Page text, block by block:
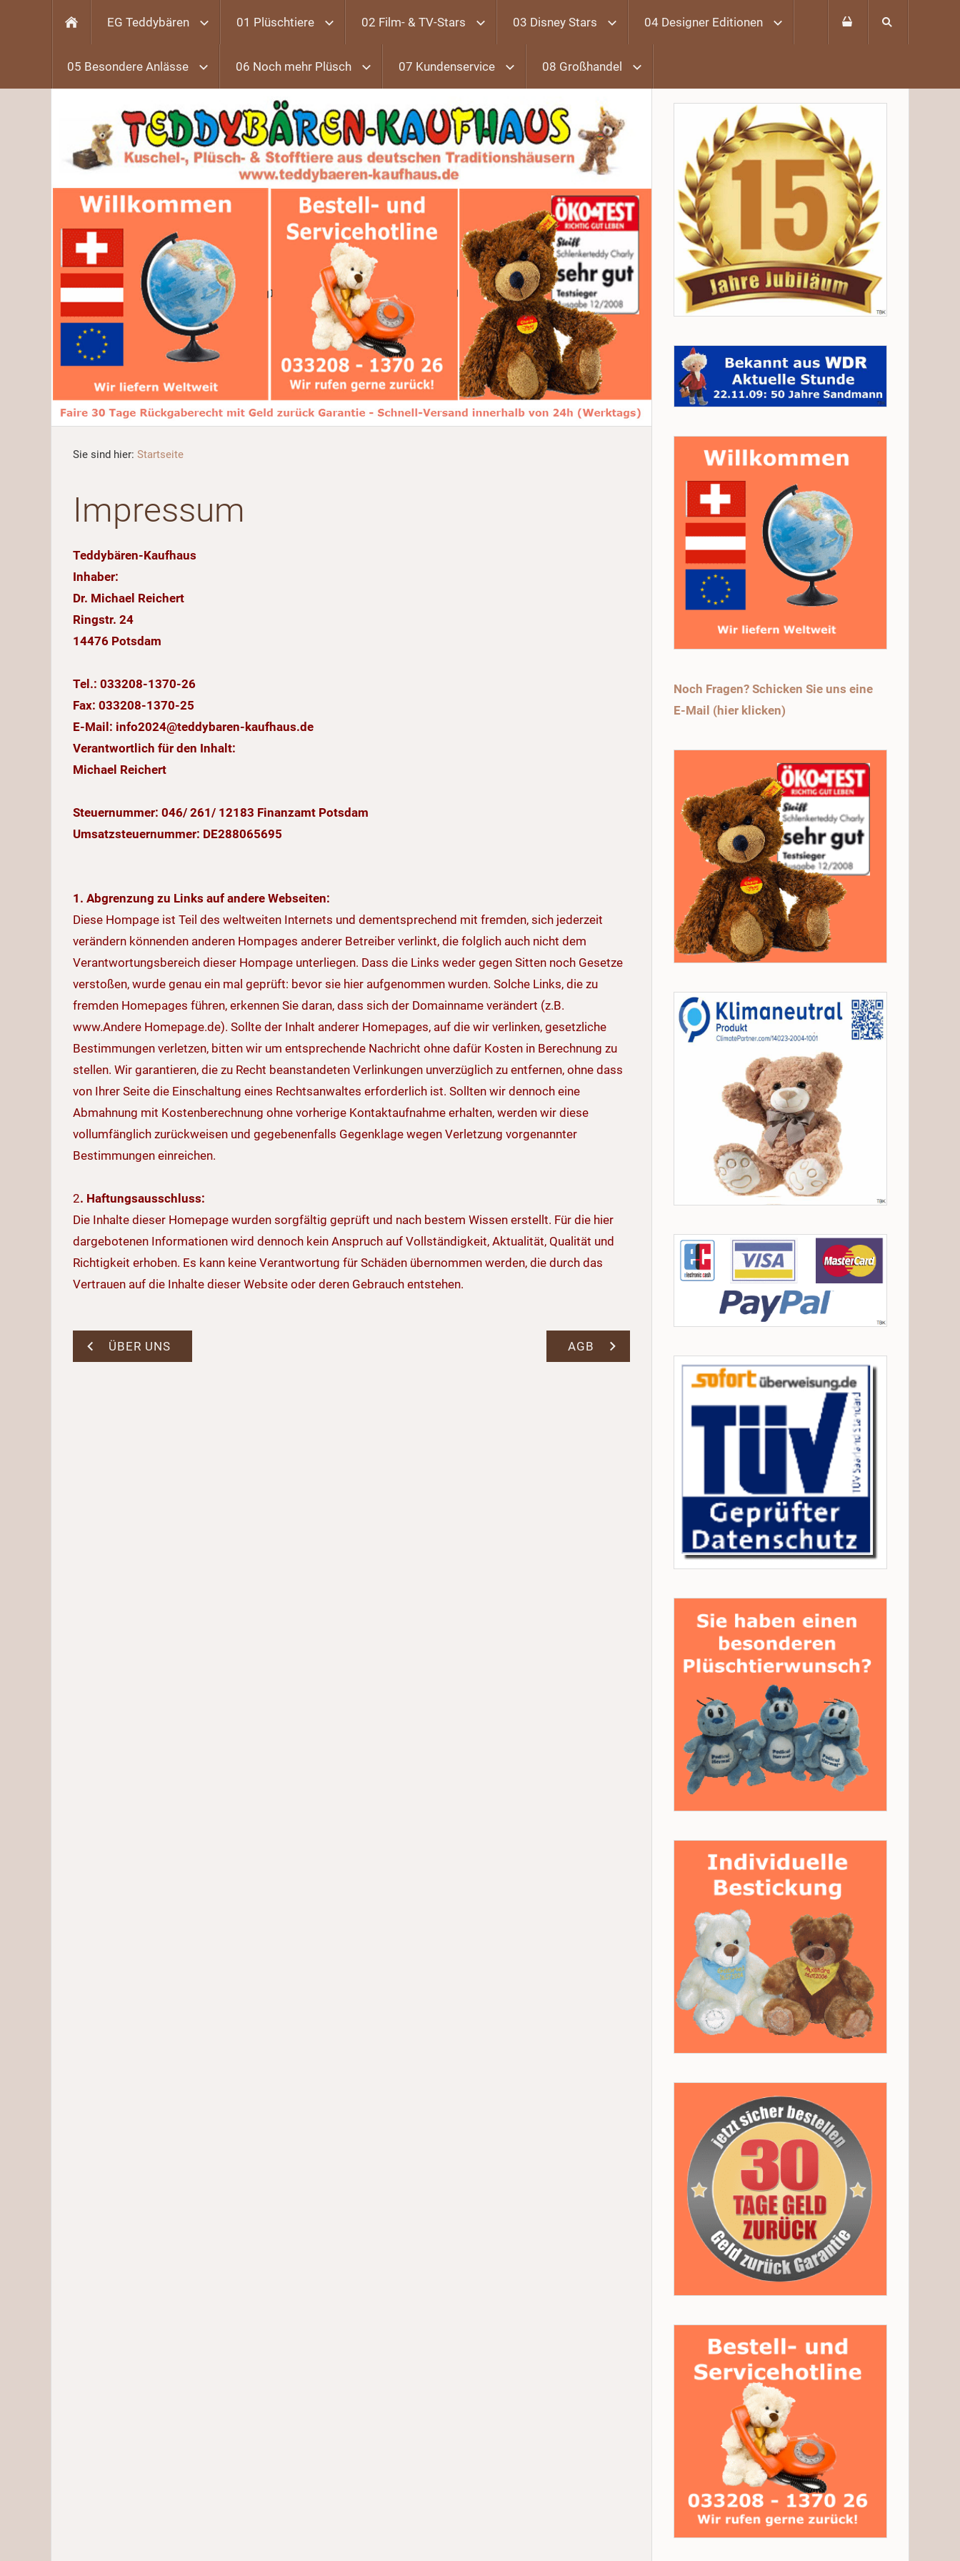
EG Teddybären 01 Plüschtiere 02 Film- & TV-Stars 03 Disney Stars 04 Designer Editionen
05 Besondere Anlässe 06 Noch mehr Plüsch 07 Kundenservice 08 Großhandel
Sie sind hier: Startseite
Impressum
Teddybären-Kaufhaus
Inhaber:
Dr. Michael Reichert
Ringstr. 24
14476 Potsdam
Tel.: 033208-1370-26
Fax: 033208-1370-25
E-Mail: info2024@teddybaren-kaufhaus.de
Verantwortlich für den Inhalt:
Michael Reichert
Steuernummer: 046/ 261/ 12183 Finanzamt Potsdam
Umsatzsteuernummer: DE288065695
1. Abgrenzung zu Links auf andere Webseiten:
Diese Hompage ist Teil des weltweiten Internets und dementsprechend mit fremden, sich jederzeit
verändern könnenden anderen Hompages anderer Betreiber verlinkt, die folglich auch nicht dem
Verantwortungsbereich dieser Hompage unterliegen. Dass die Links weder gegen Sitten noch Gesetze
verstoßen, wurde genau ein mal geprüft: bevor sie hier aufgenommen wurden. Solche Links, die zu
fremden Homepages führen, erkennen Sie daran, dass sich der Domainname verändert (z.B.
www.Andere Homepage.de). Sollte der Inhalt anderer Homepages, auf die wir verlinken, gesetzliche
Bestimmungen verletzen, bitten wir um entsprechende Nachricht ohne dafür Kosten in Berechnung zu
stellen. Wir garantieren, die zu Recht beanstandeten Verlinkungen unverzüglich zu entfernen, ohne dass
von Ihrer Seite die Einschaltung eines Rechtsanwaltes erforderlich ist. Sollten wir dennoch eine
Abmahnung mit Kostenberechnung ohne vorherige Kontaktaufnahme erhalten, werden wir diese
vollumfänglich zurückweisen und gegebenenfalls Gegenklage wegen Verletzung vorgenannter
Bestimmungen einreichen.
2. Haftungsausschluss:
Die Inhalte dieser Homepage wurden sorgfältig geprüft und nach bestem Wissen erstellt. Für die hier
dargebotenen Informationen wird dennoch kein Anspruch auf Vollständigkeit, Aktualität, Qualität und
Richtigkeit erhoben. Es kann keine Verantwortung für Schäden übernommen werden, die durch das
Vertrauen auf die Inhalte dieser Website oder deren Gebrauch entstehen.
ÜBER UNS AGB
Noch Fragen? Schicken Sie uns eine
E-Mail (hier klicken)